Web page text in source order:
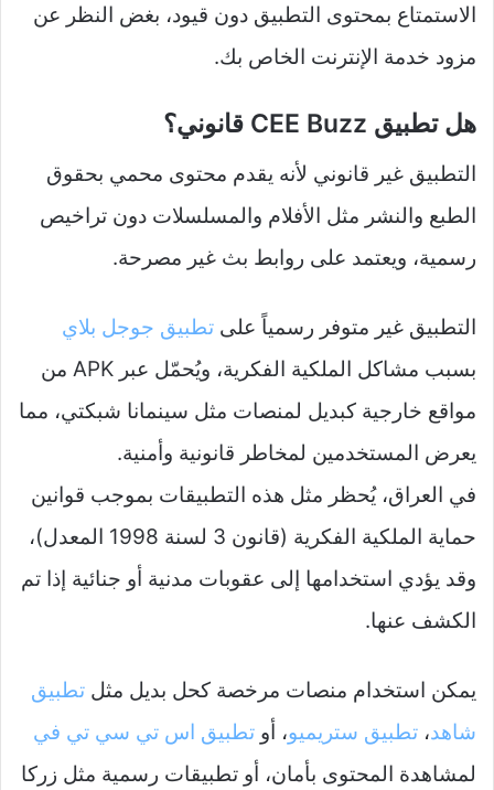
الاستمتاع بمحتوى التطبيق دون قيود، بغض النظر عن
مزود خدمة الإنترنت الخاص بك.
هل تطبيق CEE Buzz قانوني؟
التطبيق غير قانوني لأنه يقدم محتوى محمي بحقوق
الطبع والنشر مثل الأفلام والمسلسلات دون تراخيص
رسمية، ويعتمد على روابط بث غير مصرحة.​
التطبيق غير متوفر رسمياً على تطبيق جوجل بلاي
بسبب مشاكل الملكية الفكرية، ويُحمّل عبر APK من
مواقع خارجية كبديل لمنصات مثل سينمانا شبكتي، مما
يعرض المستخدمين لمخاطر قانونية وأمنية.​
في العراق، يُحظر مثل هذه التطبيقات بموجب قوانين
حماية الملكية الفكرية (قانون 3 لسنة 1998 المعدل)،
وقد يؤدي استخدامها إلى عقوبات مدنية أو جنائية إذا تم
الكشف عنها.​
يمكن استخدام منصات مرخصة كحل بديل مثل تطبيق
شاهد، تطبيق ستريميو، أو تطبيق اس تي سي تي في
لمشاهدة المحتوى بأمان، أو تطبيقات رسمية مثل زركا